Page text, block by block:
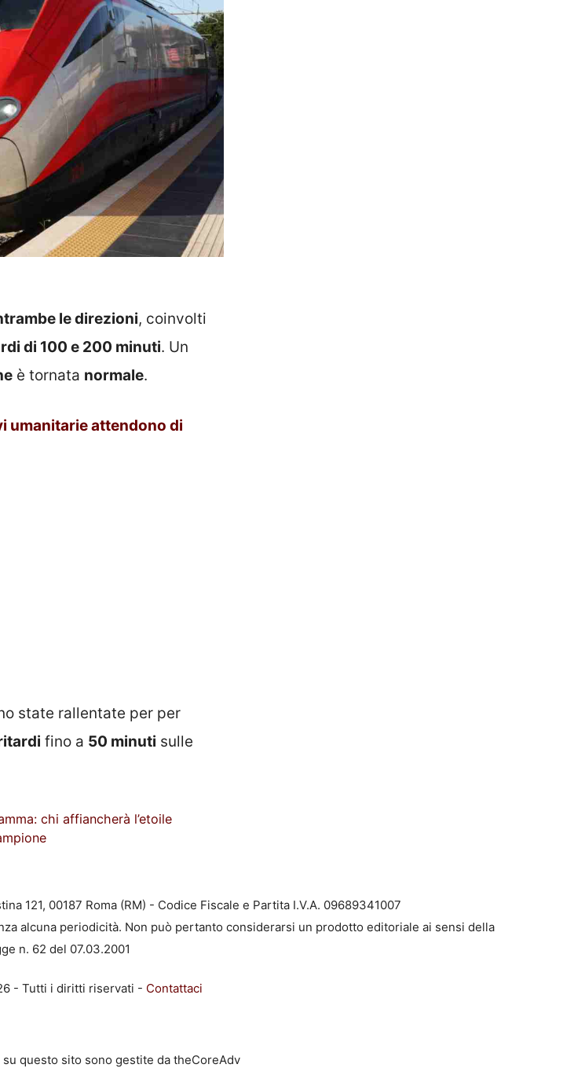
le direzioni, coinvolti
di 100 e 200 minuti. Un
è tornata normale.
umanitarie attendono di
state rallentate per per
fino a 50 minuti sulle
chi affiancherà l’etoile
121, 00187 Roma (RM) - Codice Fiscale e Partita I.V.A. 09689341007
alcuna periodicità. Non può pertanto considerarsi un prodotto editoriale ai sensi della
n. 62 del 07.03.2001
- Tutti i diritti riservati - Contattaci
questo sito sono gestite da theCoreAdv